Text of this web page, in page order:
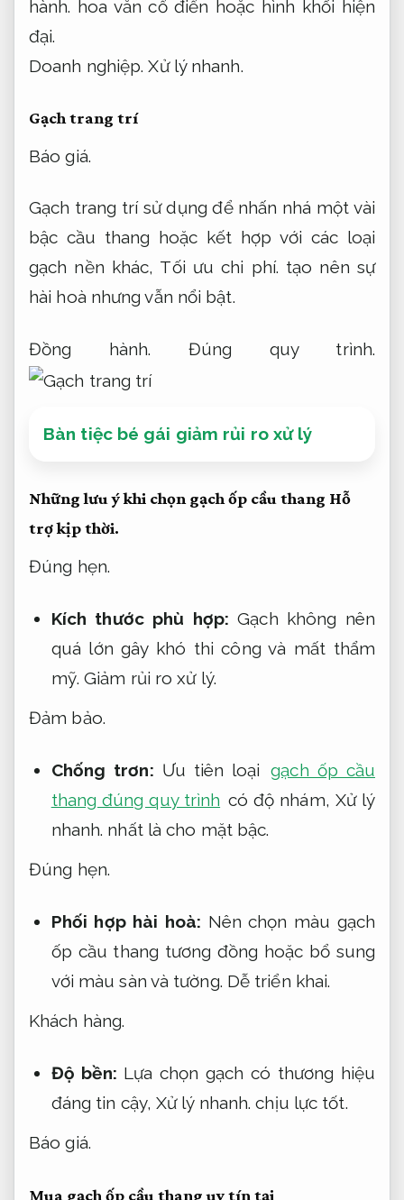
hành. hoa văn cổ điển hoặc hình khối hiện
đại.
Doanh nghiệp. Xử lý nhanh.
Gạch trang trí
Báo giá.
Gạch trang trí sử dụng để nhấn nhá một vài
bậc cầu thang hoặc kết hợp với các loại
gạch nền khác, Tối ưu chi phí. tạo nên sự
hài hoà nhưng vẫn nổi bật.
Đồng hành. Đúng quy trình.
Bàn tiệc bé gái giảm rủi ro xử lý
Những lưu ý khi chọn gạch ốp cầu thang Hỗ
trợ kịp thời.
Đúng hẹn.
Kích thước phù hợp: Gạch không nên
quá lớn gây khó thi công và mất thẩm
mỹ.Giảm rủi ro xử lý.
Đảm bảo.
Chống trơn: Ưu tiên loại
gạch ốp cầu
thang đúng quy trình có độ nhám, Xử lý
nhanh. nhất là cho mặt bậc.
Đúng hẹn.
Phối hợp hài hoà: Nên chọn màu gạch
ốp cầu thang tương đồng hoặc bổ sung
với màu sàn và tường. Dễ triển khai.
Khách hàng.
Độ bền: Lựa chọn gạch có thương hiệu
đáng tin cậy,Xử lý nhanh. chịu lực tốt.
Báo giá.
Mua gạch ốp cầu thang uy tín tại